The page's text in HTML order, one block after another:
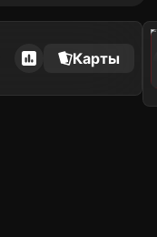
Карты
2024